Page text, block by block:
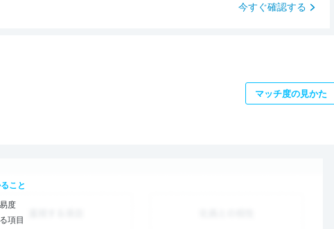
今すぐ確認する
マッチ度の見かた
こと
度
項目